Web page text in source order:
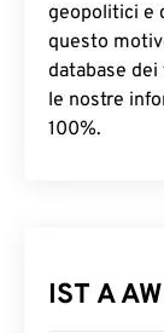
geopolitici e
questo
database
le nostre
100%.
IST A